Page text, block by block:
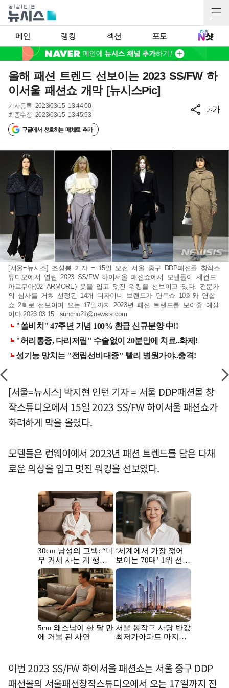
메인 랭킹 섹션 포토
올해 패션 트렌드 선보이는 2023 SS/FW 하
이서울 패션쇼 개막 [뉴시스Pic]
기사등록 2023/03/15 13:44:00
최종수정 2023/03/15 13:45:53
구글에서 선호하는 매체로 추가
가가
[서울=뉴시스] 조성봉 기자 = 15일 오전 서울 중구 DDP패션몰 창작스
튜디오에서 열린 2023 SS/FW 하이서울 패션쇼에서 모델들이 세컨드
아르무아(02 ARMORE) 옷을 입고 멋진 워킹을 선보이고 있다. 전문가
의 심사를 거쳐 선정된 14개 디자이너 브랜드가 단독쇼 10회와 연합
쇼 2회로 선보이며 오는 17일까지 2023년 패션 트랜드를 보여줄 예정
이다.2023.03.15. suncho21@newsis.com
[서울=뉴시스] 박지현 인턴 기자 = 서울 DDP패션몰 창
작스튜디오에서 15일 2023 SS/FW 하이서울 패션쇼가
화려하게 막을 올렸다.
모델들은 런웨이에서 2023년 패션 트렌드를 담은 다채
로운 의상을 입고 멋진 워킹을 선보였다.
이번 2023 SS/FW 하이서울 패션쇼는 서울 중구 DDP
패션몰의 서울패션창작스튜디오에서 오는 17일까지 진